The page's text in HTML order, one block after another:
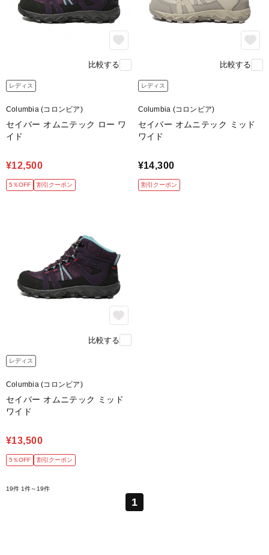
比較する
レディス
Columbia (コロンビア)
セイバー オムニテック ロー ワ
イド
¥12,500
5％OFF 割引クーポン
比較する
レディス
Columbia (コロンビア)
セイバー オムニテック ミッド
ワイド
¥14,300
割引クーポン
比較する
レディス
Columbia (コロンビア)
セイバー オムニテック ミッド
ワイド
¥13,500
5％OFF 割引クーポン
19件 1件～19件
1